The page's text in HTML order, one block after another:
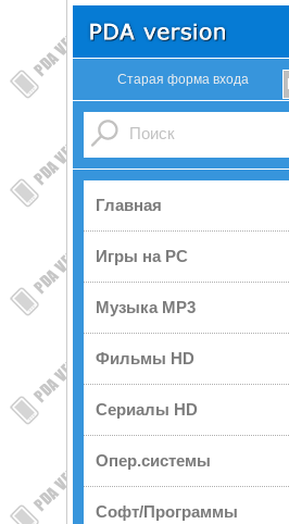
Старая форма входа
Главная
Игры на PC
Музыка MP3
Фильмы HD
Сериалы HD
Опер.системы
Софт/Программы